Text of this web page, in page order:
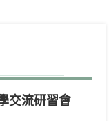
交流研習會